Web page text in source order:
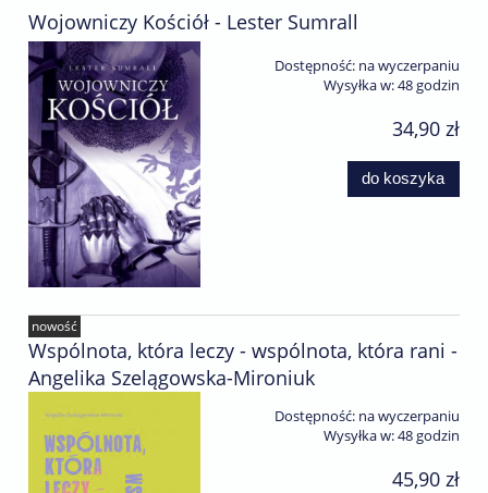
Wojowniczy Kościół - Lester Sumrall
Dostępność: na wyczerpaniu
Wysyłka w:48 godzin
34,90 zł
do koszyka
Wspólnota, która leczy - wspólnota, która rani -
Angelika Szelągowska-Mironiuk
Dostępność: na wyczerpaniu
Wysyłka w:48 godzin
45,90 zł
nowość